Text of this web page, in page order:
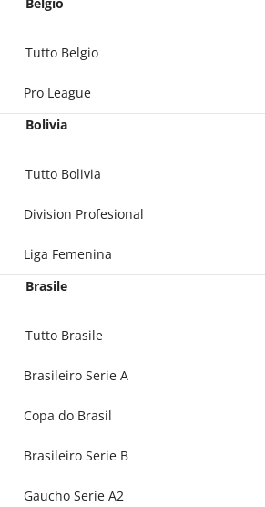
Tutto Belgio
Pro League
Bolivia
Tutto Bolivia
Division Profesional
Liga Femenina
Brasile
Tutto Brasile
Brasileiro Serie A
Copa do Brasil
Brasileiro Serie B
Gaucho Serie A2